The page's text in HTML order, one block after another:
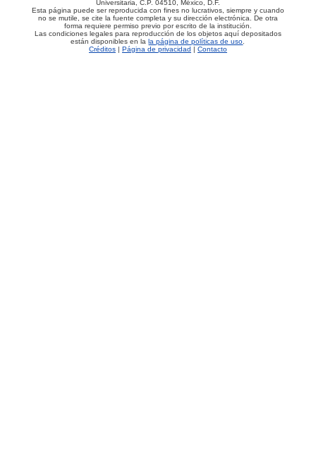
Universitaria, C.P. 04510, México, D.F.
Esta página puede ser reproducida con fines no lucrativos, siempre y cuando
no se mutile, se cite la fuente completa y su dirección electrónica. De otra
forma requiere permiso previo por escrito de la institución.
Las condiciones legales para reproducción de los objetos aquí depositados
están disponibles en lala página de políticas de uso.
Créditos| Página de privacidad | Contacto